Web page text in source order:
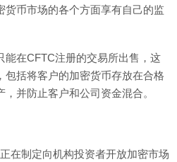
货币市场的各个方面享有自己的监
能在CFTC注册的交易所出售，这
包括将客户的加密货币存放在合格
并防止客户和公司资金混合。
在制定向机构投资者开放加密市场